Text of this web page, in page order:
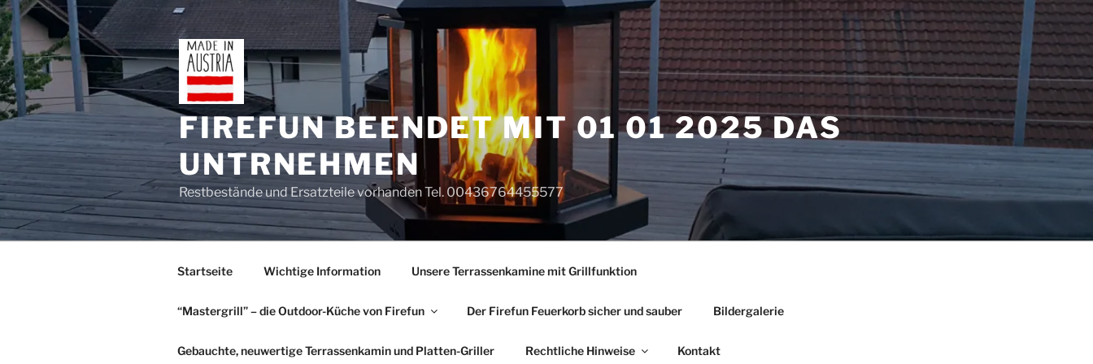
Zum
Inhalt
springen
FIREFUN BEENDET MIT 01 01 2025 DAS
UNTRNEHMEN
Restbestände und Ersatzteile vorhanden Tel. 00436764455577
Startseite Wichtige Information Unsere Terrassenkamine mit Grillfunktion
“Mastergrill” – die Outdoor-Küche von Firefun Der Firefun Feuerkorb sicher und sauber Bildergalerie
Gebauchte, neuwertige Terrassenkamin und Platten-Griller Rechtliche Hinweise Kontakt